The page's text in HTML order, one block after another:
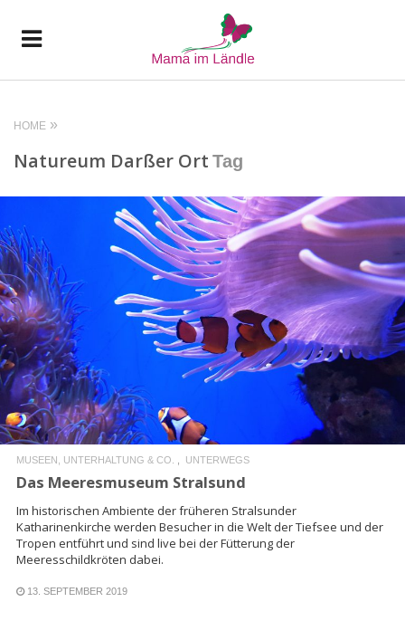
HOME
Natureum Darßer Ort Tag
READ MORE
MUSEEN, UNTERHALTUNG & CO. UNTERWEGS
Das Meeresmuseum Stralsund
Im historischen Ambiente der früheren Stralsunder
Katharinenkirche werden Besucher in die Welt der Tiefsee und der
Tropen entführt und sind live bei der Fütterung der
Meeresschildkröten dabei.
13. SEPTEMBER 2019